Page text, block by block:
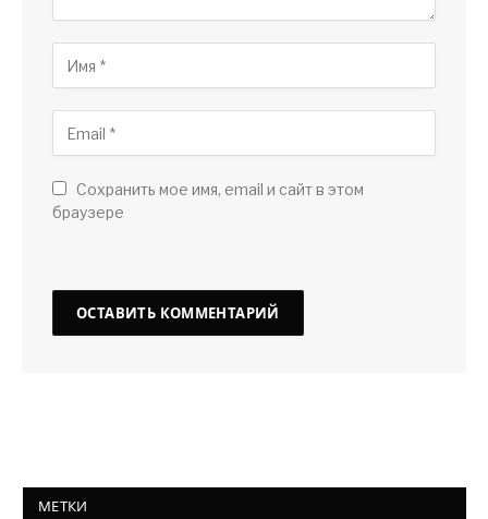
Сохранить мое имя, email и сайт в этом
браузере
МЕТКИ